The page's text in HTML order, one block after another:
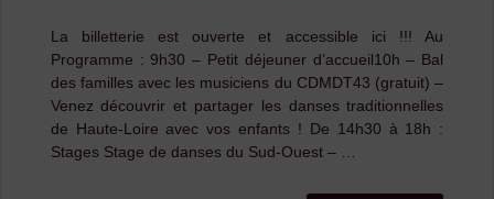
La billetterie est ouverte et accessible ici !!! Au
Programme : 9h30 – Petit déjeuner d’accueil10h – Bal
des familles avec les musiciens du CDMDT43 (gratuit) –
Venez découvrir et partager les danses traditionnelles
de Haute-Loire avec vos enfants ! De 14h30 à 18h :
Stages Stage de danses du Sud-Ouest – …